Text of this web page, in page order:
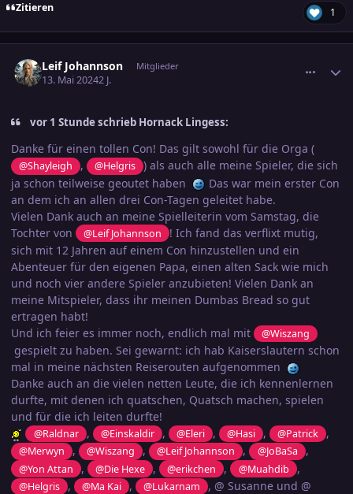
Zitieren 1
Leif Johannson Mitglieder
13. Mai 20242 J.
vor 1 Stunde schrieb Hornack Lingess:
Danke für einen tollen Con! Das gilt sowohl für die Orga (
@Shayleigh , @Helgris
) als auch alle meine Spieler, die sich
ja schon teilweise geoutet haben
Das war mein erster Con
an dem ich an allen drei Con-Tagen geleitet habe.
Vielen Dank auch an meine Spielleiterin vom Samstag, die
Tochter von
@Leif Johannson
! Ich fand das verflixt mutig,
sich mit 12 Jahren auf einem Con hinzustellen und ein
Abenteuer für den eigenen Papa, einen alten Sack wie mich
und noch vier andere Spieler anzubieten! Vielen Dank an
meine Mitspieler, dass ihr meinen Dumbas Bread so gut
ertragen habt!
Und ich feier es immer noch, endlich mal mit
@Wiszang
gespielt zu haben. Sei gewarnt: ich hab Kaiserslautern schon
mal in meine nächsten Reiserouten aufgenommen
Danke auch an die vielen netten Leute, die ich kennenlernen
durfte, mit denen ich quatschen, Quatsch machen, spielen
und für die ich leiten durfte!
@Raldnar , @Einskaldir , @Eleri , @Hasi , @Patrick ,
@Merwyn , @Wiszang , @Leif Johannson , @JoBaSa ,
@Yon Attan , @Die Hexe , @erikchen , @Muahdib ,
@Helgris , @Ma Kai , @Lukarnam
, @ Susanne und @